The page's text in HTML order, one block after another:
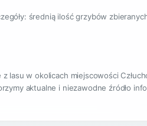
średnią ilość grzybów
w okolicach miejscowości
aktualne i niezawodne źródło